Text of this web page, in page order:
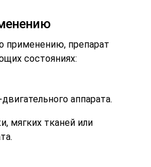
применению, препарат
состояниях:
аппарата.
мягких тканей или